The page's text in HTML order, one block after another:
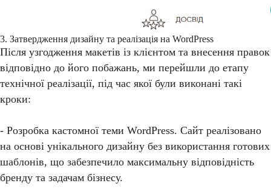
3. Затвердження дизайну та реалізація на WordPress
Після узгодження макетів із клієнтом та внесення правок
відповідно до його побажань, ми перейшли до етапу
технічної реалізації, під час якої були виконані такі
кроки:
- Розробка кастомної теми WordPress. Сайт реалізовано
на основі унікального дизайну без використання готових
шаблонів, що забезпечило максимальну відповідність
бренду та задачам бізнесу.